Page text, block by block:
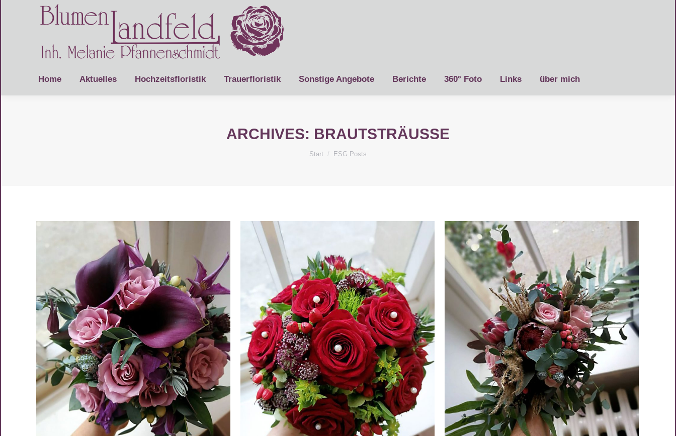
Home Aktuelles Hochzeitsfloristik Trauerfloristik Sonstige Angebote Berichte 360° Foto Links über mich
ARCHIVES: BRAUTSTRÄUSSE
Sie befinden sich hier:
Start ESG Posts